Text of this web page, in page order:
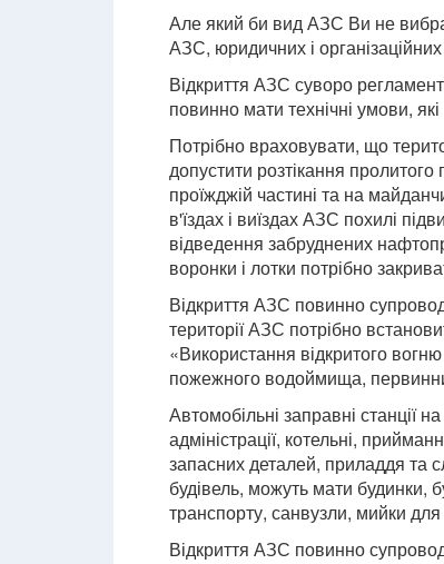
Але який би вид АЗС Ви не
АЗС, юридичних і
Відкриття АЗС суворо
повинно мати технічні умови,
Потрібно враховувати, що
допустити розтікання
проїжджій частині та на
в'їздах і виїздах АЗС похилі
відведення забруднених
воронки і лотки потрібно
Відкриття АЗС повинно
території АЗС потрібно
«Використання відкритого
пожежного водоймища,
Автомобільні заправні станції
адміністрації, котельні,
запасних деталей, приладдя та
будівель, можуть мати будинки,
транспорту, санвузли, мийки
Відкриття АЗС повинно